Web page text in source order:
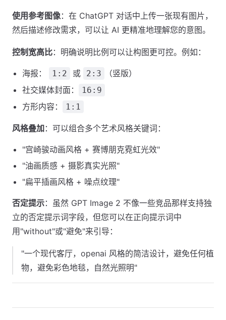
使用参考图像：在 ChatGPT 对话中上传一张现有图片，
然后描述修改需求，可以让 AI 更精准地理解您的意图。
控制宽高比：明确说明比例可以让构图更可控。例如：
海报： 1:2 或 2:3
（竖版）
社交媒体封面：
16:9
方形内容： 1:1
风格叠加 ：可以组合多个艺术风格关键词：
"宫崎骏动画风格 + 赛博朋克霓虹光效"
"油画质感 + 摄影真实光照"
"扁平插画风格 + 噪点纹理"
否定提示：虽然 GPT Image 2 不像一些竞品那样支持独
立的否定提示词字段，但您可以在正向提示词中
用"without"或"避免"来引导：
"一个现代客厅，openai 风格的简洁设计，避免任何植
物，避免彩色地毯，自然光照明"